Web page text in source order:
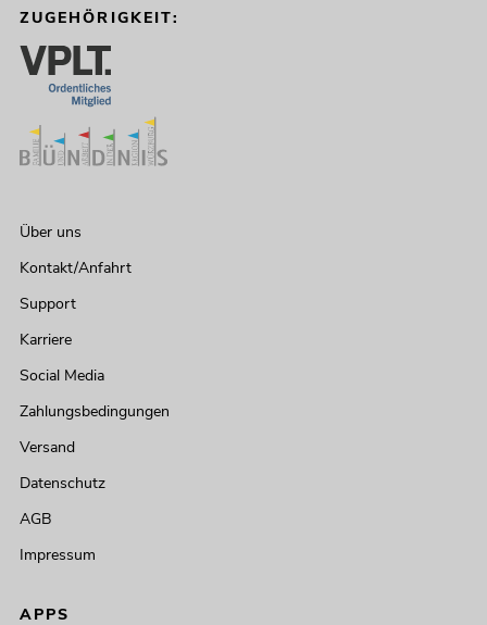
ZUGEHÖRIGKEIT:
Über uns
Kontakt/Anfahrt
Support
Karriere
Social Media
Zahlungsbedingungen
Versand
Datenschutz
AGB
Impressum
APPS